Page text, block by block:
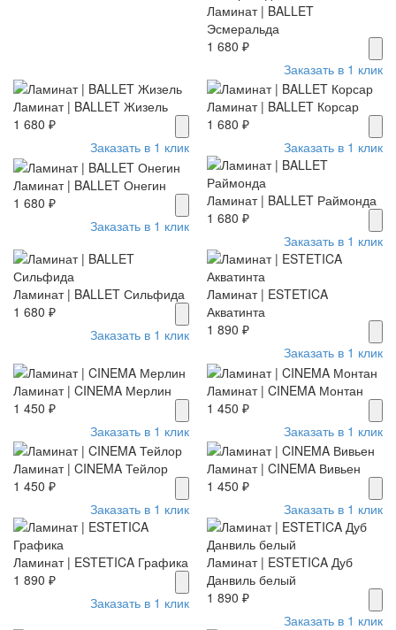
Ламинат | BALLET
Эсмеральда
1 680 ₽
Заказать в 1 клик
Ламинат | BALLET Жизель
1 680 ₽
Заказать в 1 клик
Ламинат | BALLET Корсар
1 680 ₽
Заказать в 1 клик
Ламинат | BALLET Онегин
1 680 ₽
Заказать в 1 клик
Ламинат | BALLET Раймонда
1 680 ₽
Заказать в 1 клик
Ламинат | BALLET Сильфида
1 680 ₽
Заказать в 1 клик
Ламинат | ESTETICA
Акватинта
1 890 ₽
Заказать в 1 клик
Ламинат | CINEMA Мерлин
1 450 ₽
Заказать в 1 клик
Ламинат | CINEMA Монтан
1 450 ₽
Заказать в 1 клик
Ламинат | CINEMA Тейлор
1 450 ₽
Заказать в 1 клик
Ламинат | CINEMA Вивьен
1 450 ₽
Заказать в 1 клик
Ламинат | ESTETICA Графика
1 890 ₽
Заказать в 1 клик
Ламинат | ESTETICA Дуб
Данвиль белый
1 890 ₽
Заказать в 1 клик